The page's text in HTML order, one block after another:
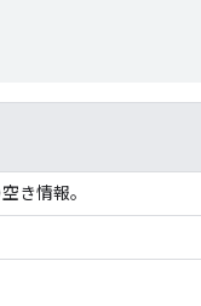
き情報。